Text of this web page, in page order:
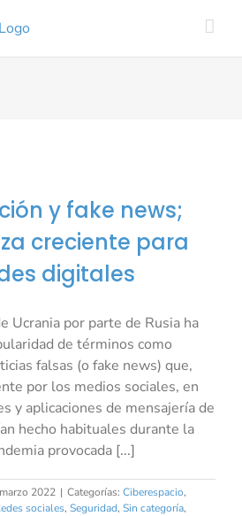
y fake news;
creciente para
digitales
Ucrania por parte de Rusia ha
de términos como
falsas (o fake news) que,
por los medios sociales, en
y aplicaciones de mensajería de
hecho habituales durante la
provocada [...]
2022 | Categorías: Ciberespacio,
sociales, Seguridad, Sin categoría,